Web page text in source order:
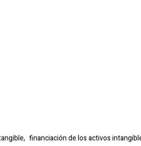
financiación de los activos